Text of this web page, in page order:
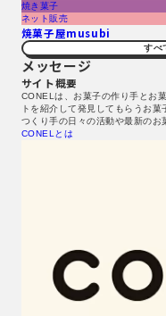
焼き菓子
ネット販売
焼菓子屋musubi
すべ
メッセージ
サイト概要
CONELは、お菓子の作り手とお
トを紹介して発見してもらうお菓
つくり手の日々の活動や最新のお
CONELとは